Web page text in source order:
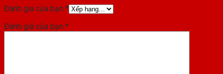
Đánh giá của bạn *
Đánh giá của bạn *